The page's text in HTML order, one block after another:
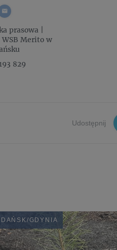
prasowa |
Merito w
829
Udostępnij
GDYNIA